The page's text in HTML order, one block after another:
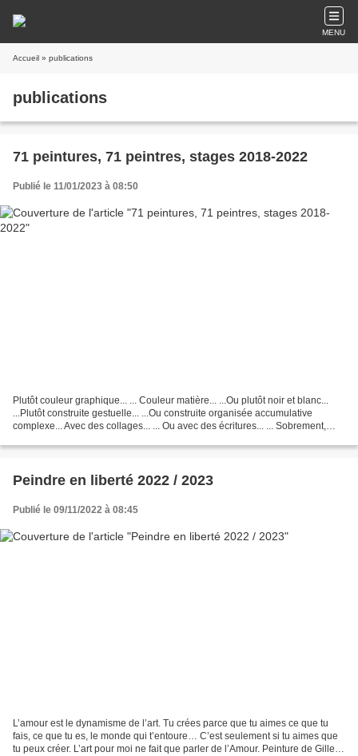
MENU
Accueil » publications
publications
71 peintures, 71 peintres, stages 2018-2022
Publié le 11/01/2023 à 08:50
Plutôt couleur graphique... ... Couleur matière... ...Ou plutôt noir et blanc...
...Plutôt construite gestuelle... ...Ou construite organisée accumulative
complexe... Avec des collages... ... Ou avec des écritures... ... Sobrement,
Peindre en liberté 2022 / 2023
Publié le 09/11/2022 à 08:45
L’amour est le dynamisme de l’art. Tu crées parce que tu aimes ce que tu
fais, ce que tu es, le monde qui t’entoure… C’est seulement si tu aimes que
tu peux créer. L’art pour moi ne fait que parler de l’Amour. Peinture de Gillette